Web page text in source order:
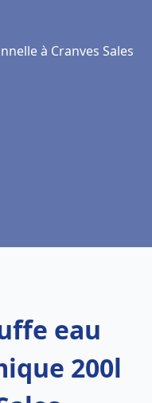
à Cranves Sales
eau
200l